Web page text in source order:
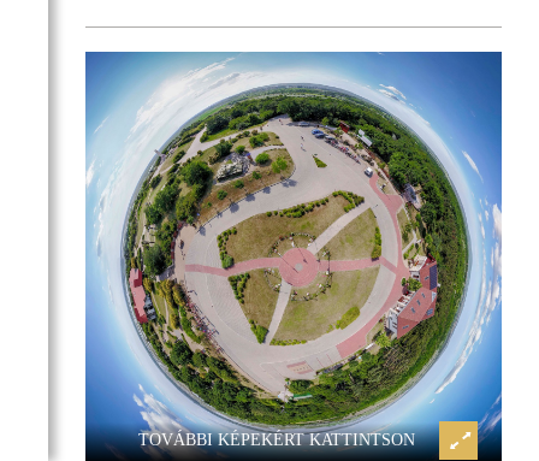
PROGRAM
TOVÁBBI KÉPEKÉRT KATTINTSON
Pákozd, Katonai Emlékpark